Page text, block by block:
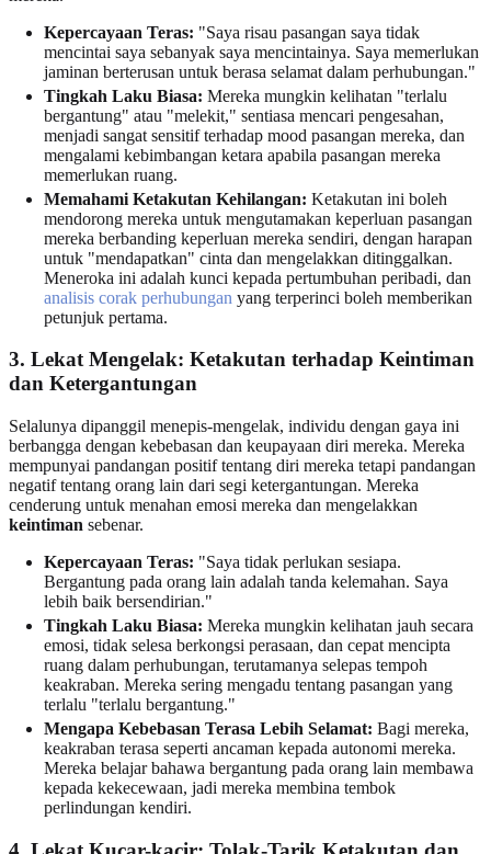
Kepercayaan Teras: "Saya risau pasangan saya tidak
mencintai saya sebanyak saya mencintainya. Saya memerlukan
jaminan berterusan untuk berasa selamat dalam perhubungan."
Tingkah Laku Biasa: Mereka mungkin kelihatan "terlalu
bergantung" atau "melekit," sentiasa mencari pengesahan,
menjadi sangat sensitif terhadap mood pasangan mereka, dan
mengalami kebimbangan ketara apabila pasangan mereka
memerlukan ruang.
Memahami Ketakutan Kehilangan: Ketakutan ini boleh
mendorong mereka untuk mengutamakan keperluan pasangan
mereka berbanding keperluan mereka sendiri, dengan harapan
untuk "mendapatkan" cinta dan mengelakkan ditinggalkan.
Meneroka ini adalah kunci kepada pertumbuhan peribadi, dan
analisis corak perhubungan yang terperinci boleh memberikan
petunjuk pertama.
3. Lekat Mengelak: Ketakutan terhadap Keintiman
dan Ketergantungan
Selalunya dipanggil menepis-mengelak, individu dengan gaya ini
berbangga dengan kebebasan dan keupayaan diri mereka. Mereka
mempunyai pandangan positif tentang diri mereka tetapi pandangan
negatif tentang orang lain dari segi ketergantungan. Mereka
cenderung untuk menahan emosi mereka dan mengelakkan
keintiman sebenar.
Kepercayaan Teras: "Saya tidak perlukan sesiapa.
Bergantung pada orang lain adalah tanda kelemahan. Saya
lebih baik bersendirian."
Tingkah Laku Biasa: Mereka mungkin kelihatan jauh secara
emosi, tidak selesa berkongsi perasaan, dan cepat mencipta
ruang dalam perhubungan, terutamanya selepas tempoh
keakraban. Mereka sering mengadu tentang pasangan yang
terlalu "terlalu bergantung."
Mengapa Kebebasan Terasa Lebih Selamat: Bagi mereka,
keakraban terasa seperti ancaman kepada autonomi mereka.
Mereka belajar bahawa bergantung pada orang lain membawa
kepada kekecewaan, jadi mereka membina tembok
perlindungan kendiri.